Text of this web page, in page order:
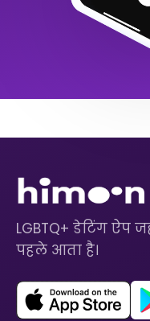
LGBTQ+ डेटिंग ऐप
पहले आता है।